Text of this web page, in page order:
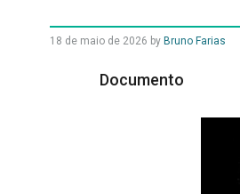
18 de maio de 2026 by Bruno Farias
Documento